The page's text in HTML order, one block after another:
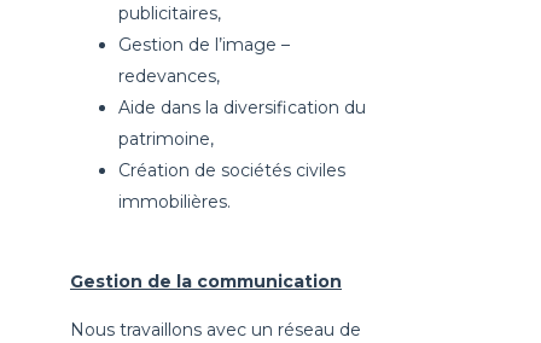
publicitaires,
Gestion de l’image –
redevances,
Aide dans la diversification du
patrimoine,
Création de sociétés civiles
immobilières.
Gestion de la communication
Nous travaillons avec un réseau de